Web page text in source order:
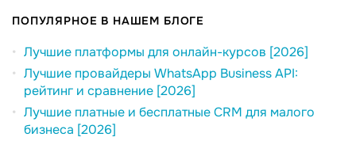
ПОПУЛЯРНОЕ В НАШЕМ БЛОГЕ
Лучшие платформы для онлайн-курсов [2026]
Лучшие провайдеры WhatsApp Business API:
рейтинг и сравнение [2026]
Лучшие платные и бесплатные CRM для малого
бизнеса [2026]